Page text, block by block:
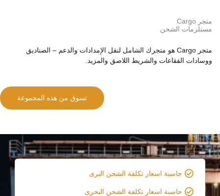
متجر Cargo
مستلزمات الشحن
متجر Cargo هو متجرك الشامل لنقل الإمدادات والدعم – الصناديق
ووسادات الفقاعات والشريط اللاصق والمزيد.
تسوق من هذه المجموعة
حاسبة اسعار تكلفة الشحن البرى
حاسبة اسعار تكلفة الشحن البحرى